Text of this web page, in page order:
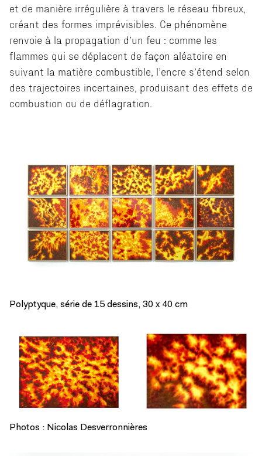
et de manière irrégulière à travers le réseau fibreux,
créant des formes imprévisibles. Ce phénomène
renvoie à la propagation d’un feu : comme les
flammes qui se déplacent de façon aléatoire en
suivant la matière combustible, l’encre s’étend selon
des trajectoires incertaines, produisant des effets de
combustion ou de déflagration.
Polyptyque, série de 15 dessins, 30 x 40 cm
Photos : Nicolas Desverronnières